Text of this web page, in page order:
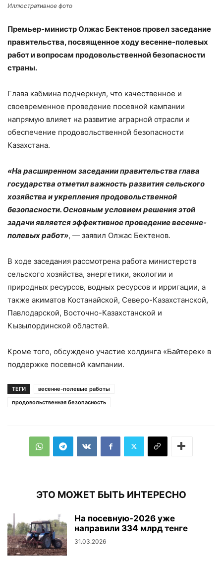
Иллюстративное фото
Премьер-министр Олжас Бектенов провел заседание
правительства, посвященное ходу весенне-полевых
работ и вопросам продовольственной безопасности
страны.
Глава кабмина подчеркнул, что качественное и
своевременное проведение посевной кампании
напрямую влияет на развитие аграрной отрасли и
обеспечение продовольственной безопасности
Казахстана.
«На расширенном заседании правительства глава
государства отметил важность развития сельского
хозяйства и укрепления продовольственной
безопасности. Основным условием решения этой
задачи является эффективное проведение весенне-
полевых работ», — заявил Олжас Бектенов.
В ходе заседания рассмотрена работа министерств
сельского хозяйства, энергетики, экологии и
природных ресурсов, водных ресурсов и ирригации, а
также акиматов Костанайской, Северо-Казахстанской,
Павлодарской, Восточно-Казахстанской и
Кызылординской областей.
Кроме того, обсуждено участие холдинга «Байтерек» в
поддержке посевной кампании.
ТЕГИ
весенне-полевые работы
продовольственная безопасность
ЭТО МОЖЕТ БЫТЬ ИНТЕРЕСНО
На посевную-2026 уже
направили 334 млрд тенге
31.03.2026